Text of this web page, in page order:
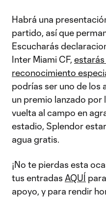
Habrá una
partido, así que
Escucharás
Inter Miami CF,
reconocimiento
podrías ser uno de los
un premio lanzado por
vuelta al campo en
estadio, Splendor
agua gratis.
¡No te pierdas esta
tus entradas AQUÍ
apoyo, y para rendir